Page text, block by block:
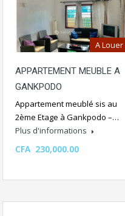
A Louer
APPARTEMENT MEUBLE A
GANKPODO
Appartement meublé sis au
2ème Etage à Gankpodo –…
Plus d'informations
CFA 230,000.00